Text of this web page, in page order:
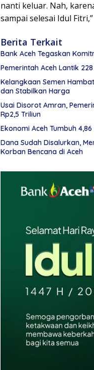
nanti keluar. Nah,
sampai selesai Idul
Berita Terkait
Bank Aceh Tegaskan
Pemerintah Aceh Lantik
Kelangkaan Semen
dan Stabilkan Harga
Usai Disorot Amran,
Rp2,5 Triliun
Ekonomi Aceh Tumbuh
Dana Sudah Disalurkan,
Korban Bencana di Aceh